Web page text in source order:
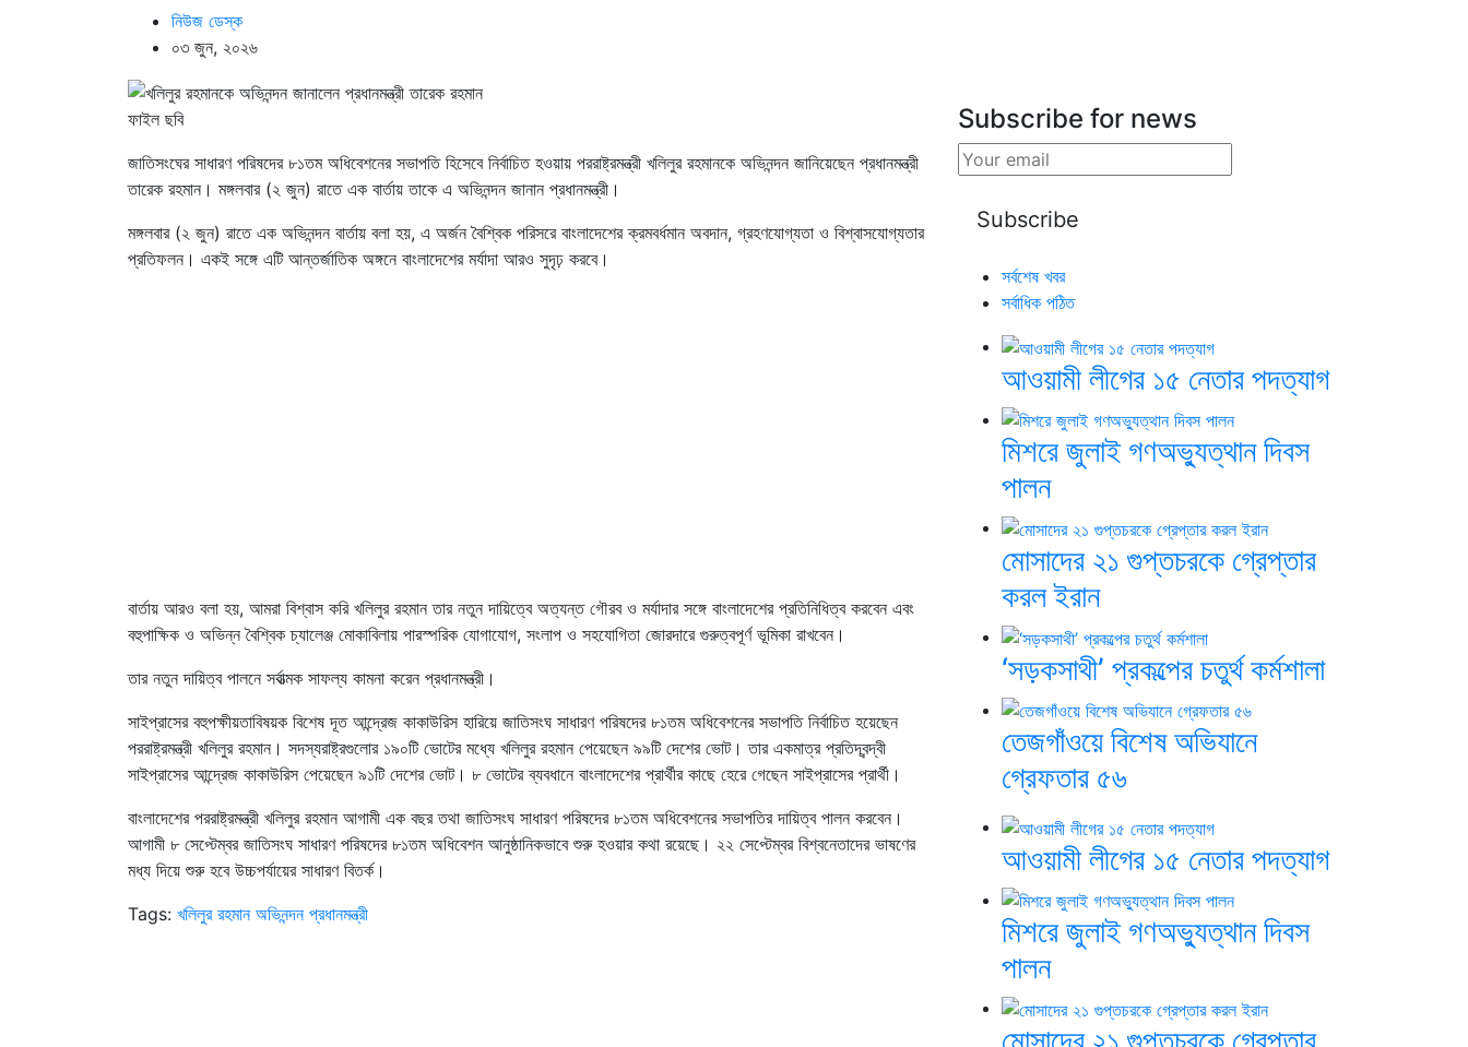
নিউজ ডেস্ক
০৩ জুন, ২০২৬
ফাইল ছবি
জাতিসংঘের সাধারণ পরিষদের ৮১তম অধিবেশনের সভাপতি হিসেবে নির্বাচিত হওয়ায় পররাষ্ট্রমন্ত্রী খলিলুর রহমানকে অভিনন্দন জানিয়েছেন প্রধানমন্ত্রী
তারেক রহমান। মঙ্গলবার (২ জুন) রাতে এক বার্তায় তাকে এ অভিনন্দন জানান প্রধানমন্ত্রী।
মঙ্গলবার (২ জুন) রাতে এক অভিনন্দন বার্তায় বলা হয়, এ অর্জন বৈশ্বিক পরিসরে বাংলাদেশের ক্রমবর্ধমান অবদান, গ্রহণযোগ্যতা ও বিশ্বাসযোগ্যতার
প্রতিফলন। একই সঙ্গে এটি আন্তর্জাতিক অঙ্গনে বাংলাদেশের মর্যাদা আরও সুদৃঢ় করবে।
বার্তায় আরও বলা হয়, আমরা বিশ্বাস করি খলিলুর রহমান তার নতুন দায়িত্বে অত্যন্ত গৌরব ও মর্যাদার সঙ্গে বাংলাদেশের প্রতিনিধিত্ব করবেন এবং
বহুপাক্ষিক ও অভিন্ন বৈশ্বিক চ্যালেঞ্জ মোকাবিলায় পারস্পরিক যোগাযোগ, সংলাপ ও সহযোগিতা জোরদারে গুরুত্বপূর্ণ ভূমিকা রাখবেন।
তার নতুন দায়িত্ব পালনে সর্বাত্মক সাফল্য কামনা করেন প্রধানমন্ত্রী।
সাইপ্রাসের বহুপক্ষীয়তাবিষয়ক বিশেষ দূত আন্দ্রেজ কাকাউরিস হারিয়ে জাতিসংঘ সাধারণ পরিষদের ৮১তম অধিবেশনের সভাপতি নির্বাচিত হয়েছেন
পররাষ্ট্রমন্ত্রী খলিলুর রহমান। সদস্যরাষ্ট্রগুলোর ১৯০টি ভোটের মধ্যে খলিলুর রহমান পেয়েছেন ৯৯টি দেশের ভোট। তার একমাত্র প্রতিদ্বন্দ্বী
সাইপ্রাসের আন্দ্রেজ কাকাউরিস পেয়েছেন ৯১টি দেশের ভোট। ৮ ভোটের ব্যবধানে বাংলাদেশের প্রার্থীর কাছে হেরে গেছেন সাইপ্রাসের প্রার্থী।
বাংলাদেশের পররাষ্ট্রমন্ত্রী খলিলুর রহমান আগামী এক বছর তথা জাতিসংঘ সাধারণ পরিষদের ৮১তম অধিবেশনের সভাপতির দায়িত্ব পালন করবেন।
আগামী ৮ সেপ্টেম্বর জাতিসংঘ সাধারণ পরিষদের ৮১তম অধিবেশন আনুষ্ঠানিকভাবে শুরু হওয়ার কথা রয়েছে। ২২ সেপ্টেম্বর বিশ্বনেতাদের ভাষণের
মধ্য দিয়ে শুরু হবে উচ্চপর্যায়ের সাধারণ বিতর্ক।
Tags: খলিলুর রহমান অভিনন্দন প্রধানমন্ত্রী
Subscribe for news
সর্বশেষ খবর
সর্বাধিক পঠিত
আওয়ামী লীগের ১৫ নেতার পদত্যাগ
মিশরে জুলাই গণঅভ্যুত্থান দিবস
পালন
মোসাদের ২১ গুপ্তচরকে গ্রেপ্তার
করল ইরান
‘সড়কসাথী’ প্রকল্পের চতুর্থ কর্মশালা
তেজগাঁওয়ে বিশেষ অভিযানে
গ্রেফতার ৫৬
আওয়ামী লীগের ১৫ নেতার পদত্যাগ
মিশরে জুলাই গণঅভ্যুত্থান দিবস
পালন